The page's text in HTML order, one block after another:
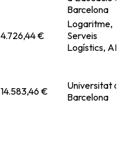
Barcelona
4.726,44 €
Logaritme,
Serveis
Logístics,
14.583,46 €
Universitat
Barcelona